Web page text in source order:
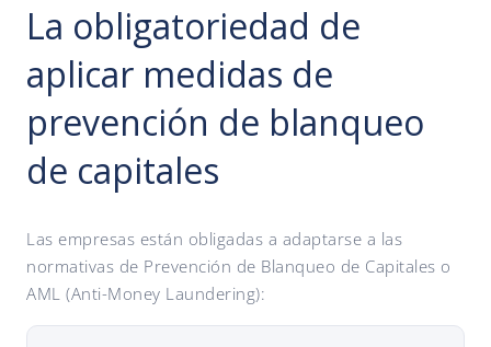
La obligatoriedad de
aplicar medidas de
prevención de blanqueo
de capitales
Las empresas están obligadas a adaptarse a las
normativas de Prevención de Blanqueo de Capitales o
AML (Anti-Money Laundering):